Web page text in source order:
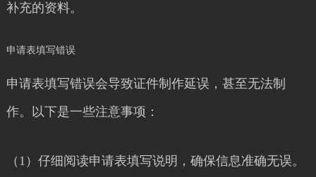
补充的资料。
申请表填写错误
申请表填写错误会导致证件制作延误，甚至无法制
作。以下是一些注意事项：
（1）仔细阅读申请表填写说明，确保信息准确无误。